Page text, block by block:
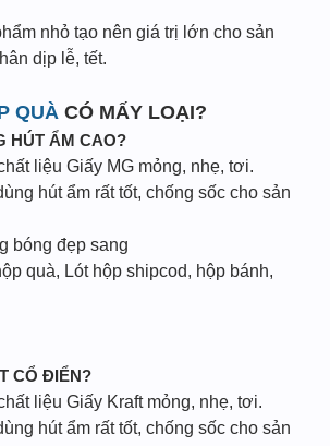
nhỏ tạo nên giá trị lớn cho sản
dịp lễ, tết.
QUÀ CÓ MẤY LOẠI?
HÚT ẨM CAO?
liệu Giấy MG mỏng, nhẹ, tơi.
hút ẩm rất tốt, chống sốc cho sản
bóng đẹp sang
quà, Lót hộp shipcod, hộp bánh,
CỔ ĐIỂN?
liệu Giấy Kraft mỏng, nhẹ, tơi.
hút ẩm rất tốt, chống sốc cho sản